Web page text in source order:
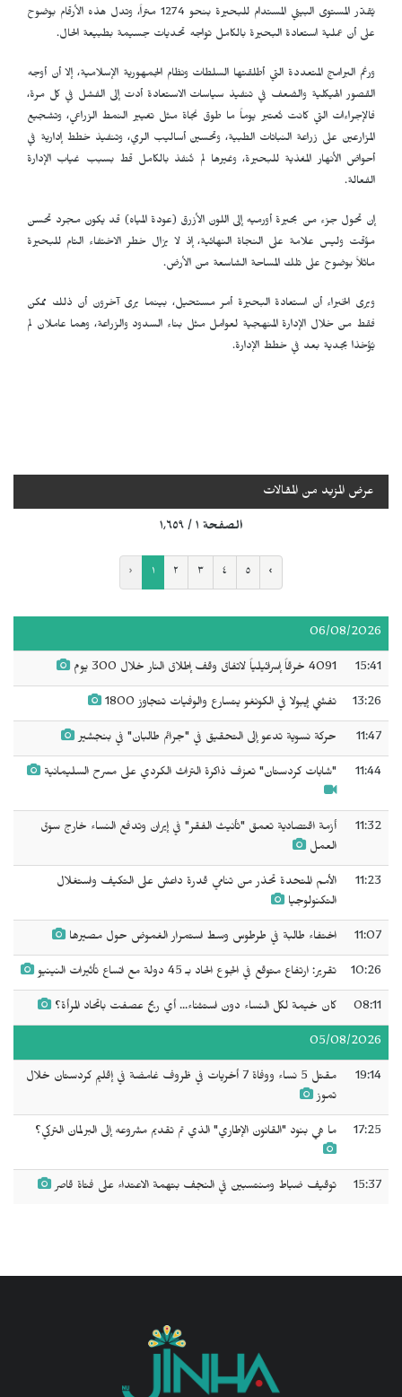
يُقدّر المستوى البيئي المستدام للبحيرة بنحو 1274 متراً، وتدل هذه الأرقام بوضوح
على أن عملية استعادة البحيرة بالكامل تواجه تحديات جسيمة بطبيعة الحال.
ورغم البرامج المتعددة التي أطلقتها السلطات ونظام الجمهورية الإسلامية، إلا أن أوجه
القصور الهيكلية والضعف في تنفيذ سياسات الاستعادة أدت إلى الفشل في كل مرة،
فالإجراءات التي كانت تُعتبر يوماً ما طوق نجاة مثل تغيير النمط الزراعي، وتشجيع
المزارعين على زراعة النباتات الطبية، وتحسين أساليب الري، وتنفيذ خطط إدارية في
أحواض الأنهار المغذية للبحيرة، وغيرها لم تُنفذ بالكامل قط بسبب غياب الإدارة
الفعالة.
إن تحول جزء من بحيرة أورميه إلى اللون الأزرق (عودة المياه) قد يكون مجرد تحسن
مؤقت وليس علامة على النجاة النهائية، إذ لا يزال خطر الاختفاء التام للبحيرة
ماثلاً بوضوح على تلك المساحة الشاسعة من الأرض.
ويرى الخبراء أن استعادة البحيرة أمر مستحيل، بينما يرى آخرون أن ذلك ممكن
فقط من خلال الإدارة المنهجية لعوامل مثل بناء السدود والزراعة، وهما عاملان لم
يُؤخذا بجدية بعد في خطط الإدارة.
عرض المزيد من المقالات
الصفحة ١ / ١٬٦٥٩
‹ ١ ٢ ٣ ٤ ٥ ›
06/08/2026
15:41 4091 خرقاً إسرائيلياً لاتفاق وقف إطلاق النار خلال 300 يوم
13:26 تفشي إيبولا في الكونغو يتسارع والوفيات تتجاوز 1800
11:47 حركة نسوية تدعو إلى التحقيق في "جرائم طالبان" في بنجشير
11:44 "شابات كردستان" تعزف ذاكرة التراث الكردي على مسرح السليمانية
11:32
أزمة اقتصادية تعمق "تأنيث الفقر" في إيران وتدفع النساء خارج سوق
العمل
11:23
الأمم المتحدة تحذر من تنامي قدرة داعش على التكيف واستغلال
التكنولوجيا
11:07 اختفاء طالبة في طرطوس وسط استمرار الغموض حول مصيرها
10:26 تقرير: ارتفاع متوقع في الجوع الحاد بـ 45 دولة مع اتساع تأثيرات النينيو
08:11 كان خيمة لكل النساء دون استثناء... أي ريح عصفت باتحاد المرأة؟
05/08/2026
19:14
مقتل 5 نساء ووفاة 7 أخريات في ظروف غامضة في إقليم كردستان خلال
تموز
17:25 ما هي بنود "القانون الإطاري" الذي تم تقديم مشروعه إلى البرلمان التركي؟
15:37 توقيف ضباط ومنتسبين في النجف بتهمة الاعتداء على فتاة قاصر